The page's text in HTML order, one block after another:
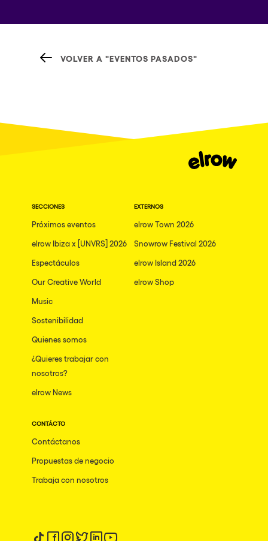
VOLVER A "EVENTOS PASADOS"
SECCIONES
Próximos eventos
elrow Ibiza x [UNVRS] 2026
Espectáculos
Our Creative World
Music
Sostenibilidad
Quienes somos
¿Quieres trabajar con
nosotros?
elrow News
EXTERNOS
elrow Town 2026
Snowrow Festival 2026
elrow Island 2026
elrow Shop
CONTÁCTO
Contáctanos
Propuestas de negocio
Trabaja con nosotros
Síguenos en tiktok
Síguenos en facebook
Síguenos en instagram
Síguenos en twitter
Síguenos en linkedin
Síguenos en youtube